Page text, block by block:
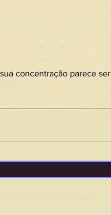
concentração parece ser